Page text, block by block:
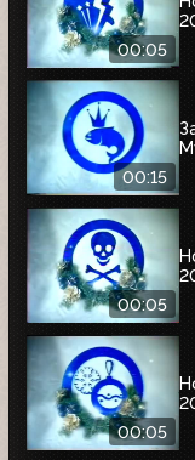
00:05
00:15
00:05
00:05